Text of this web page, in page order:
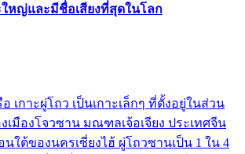
หญ่และมีชื่อเสียงที่สุดในโลก
เกาะผู่โถว เป็นเกาะเล็กๆ ที่ตั้งอยู่ในส่วน
เมืองโจวซาน มณฑลเจ้อเจียง ประเทศจีน
ใต้ของนครเซี่ยงไฮ้ ผู่โถวซานเป็น 1 ใน 4